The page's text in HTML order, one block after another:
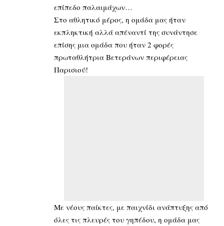
επίπεδο παλαιμάχων…
Στο αθλητικό μέρος, η ομάδα μας ήταν
εκπληκτική αλλά απέναντί της συνάντησε
επίσης μια ομάδα που ήταν 2 φορές
πρωταθλήτρια Βετεράνων περιφέρειας
Παρισιού!
Με νέους παίκτες, με παιχνίδι ανάπτυξης από
όλες τις πλευρές του γηπέδου, η ομάδα μας